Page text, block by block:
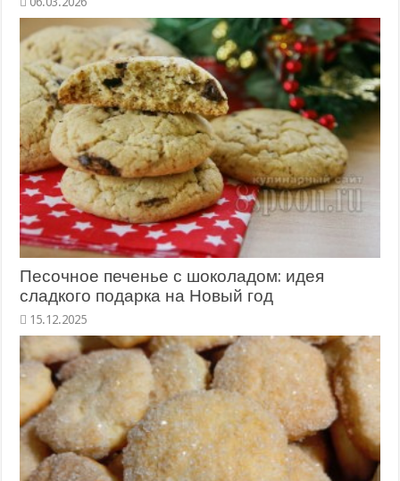
Песочное печенье с шоколадом: идея
сладкого подарка на Новый год